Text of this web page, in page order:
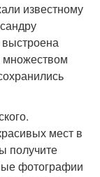
известному
множеством
мест в
получите
фотографии